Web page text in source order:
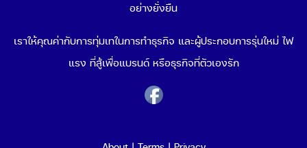
เริ่มขายของออนไลน์
ช่องทางขายของออนไลน์
Cloud Computing คืออะไร
ธุรกิจน่าลงทุน 2021
อย่างยั่งยืน
เราให้คุณค่ากับการทุ่มเทในการทำธุรกิจ และผู้ประกอบการรุ่นใหม่ ไฟ
แรง ที่สู้เพื่อแบรนด์ หรือธุรกิจที่ตัวเองรัก